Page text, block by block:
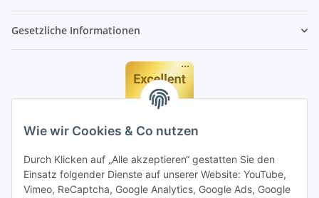
Wie wir Cookies & Co nutzen
Durch Klicken auf „Alle akzeptieren“ gestatten Sie den
Einsatz folgender Dienste auf unserer Website: YouTube,
Vimeo, ReCaptcha, Google Analytics, Google Ads, Google
Gesetzliche Informationen